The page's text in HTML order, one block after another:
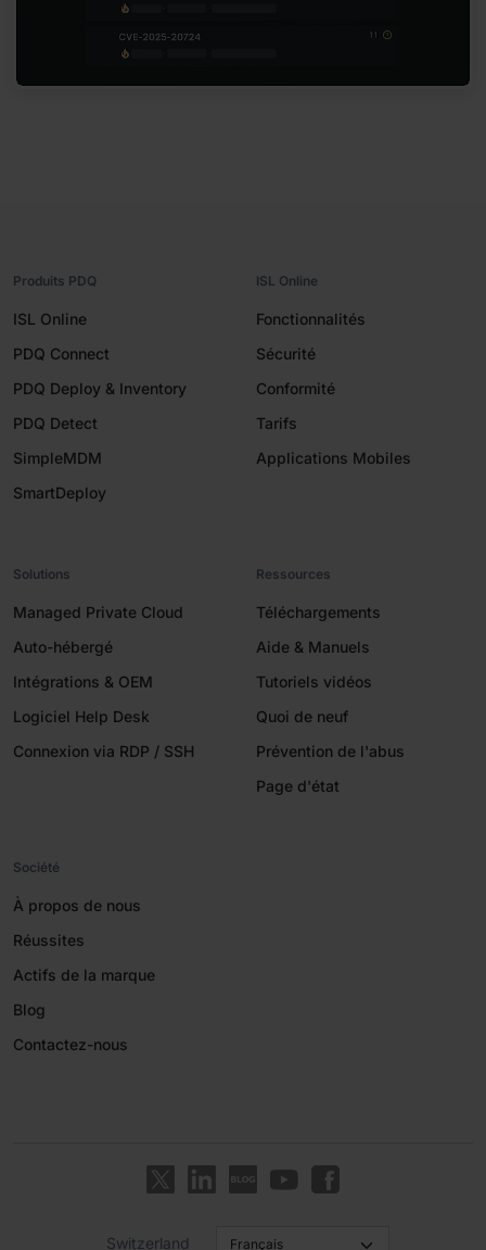
Produits PDQ
ISL Online
PDQ Connect
PDQ Deploy & Inventory
PDQ Detect
SimpleMDM
SmartDeploy
ISL Online
Fonctionnalités
Sécurité
Conformité
Tarifs
Applications Mobiles
Solutions
Managed Private Cloud
Auto-hébergé
Intégrations & OEM
Logiciel Help Desk
Connexion via RDP / SSH
Ressources
Téléchargements
Aide & Manuels
Tutoriels vidéos
Quoi de neuf
Prévention de l'abus
Page d'état
Société
À propos de nous
Réussites
Actifs de la marque
Blog
Contactez-nous
Switzerland